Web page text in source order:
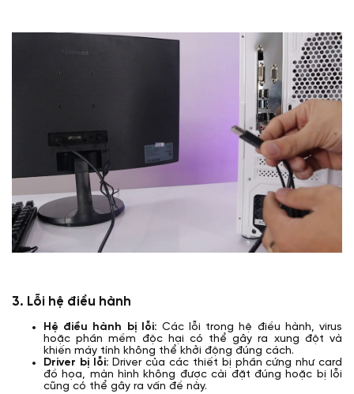
3. Lỗi hệ điều hành
Hệ điều hành bị lỗi: Các lỗi trong hệ điều hành, virus
hoặc phần mềm độc hại có thể gây ra xung đột và
khiến máy tính không thể khởi động đúng cách.
Driver bị lỗi: Driver của các thiết bị phần cứng như card
đồ họa, màn hình không được cài đặt đúng hoặc bị lỗi
cũng có thể gây ra vấn đề này.